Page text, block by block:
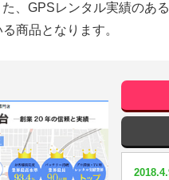
バッテ
なか
タイプ
、GPSレンタル実績のあ
商品となります。